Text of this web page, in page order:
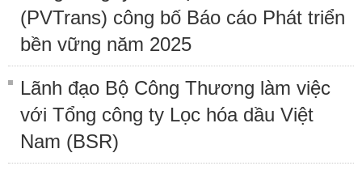
(PVTrans) công bố Báo cáo Phát triển
bền vững năm 2025
Lãnh đạo Bộ Công Thương làm việc
với Tổng công ty Lọc hóa dầu Việt
Nam (BSR)